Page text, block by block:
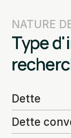
NATURE
Type
Dette
Dette